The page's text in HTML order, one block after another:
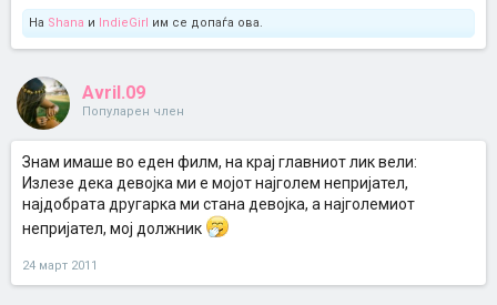
На Shana и IndieGirl им се допаѓа ова.
Avril.09
Популарен член
Знам имаше во еден филм, на крај главниот лик вели:
Излезе дека девојка ми е мојот најголем непријател,
најдобрата другарка ми стана девојка, а најголемиот
непријател, мој должник
24 март 2011